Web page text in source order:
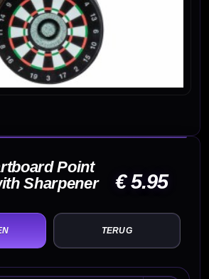
Point
Sharpener
€ 5.95
TERUG